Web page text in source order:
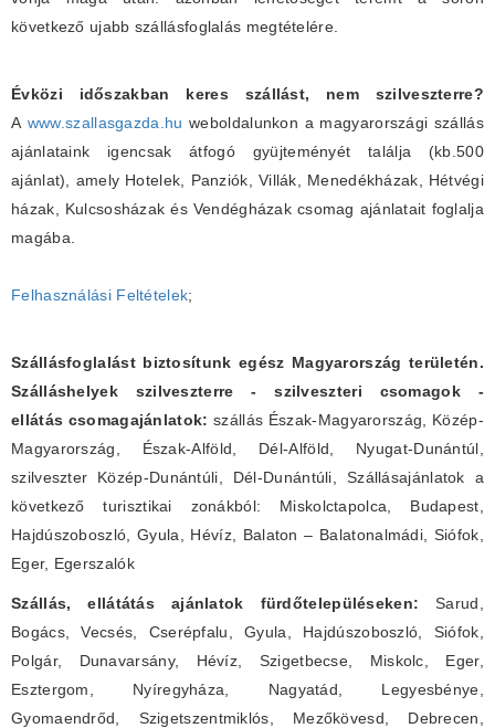
következő ujabb szállásfoglalás megtételére.
Évközi időszakban keres szállást, nem szilveszterre?
A www.szallasgazda.hu weboldalunkon a magyarországi szállás
ajánlataink igencsak átfogó gyüjteményét találja (kb.500
ajánlat), amely Hotelek, Panziók, Villák, Menedékházak, Hétvégi
házak, Kulcsosházak és Vendégházak csomag ajánlatait foglalja
magába.
Felhasználási Feltételek;
Szállásfoglalást biztosítunk egész Magyarország területén.
Szálláshelyek szilveszterre - szilveszteri csomagok -
ellátás csomagajánlatok: szállás Észak-Magyarország, Közép-
Magyarország, Észak-Alföld, Dél-Alföld, Nyugat-Dunántúl,
szilveszter Közép-Dunántúli, Dél-Dunántúli, Szállásajánlatok a
következő turisztikai zonákból: Miskolctapolca, Budapest,
Hajdúszoboszló, Gyula, Hévíz, Balaton – Balatonalmádi, Siófok,
Eger, Egerszalók
Szállás, ellátátás ajánlatok fürdőtelepüléseken:Sarud,
Bogács, Vecsés, Cserépfalu, Gyula, Hajdúszoboszló, Siófok,
Polgár, Dunavarsány, Hévíz, Szigetbecse, Miskolc, Eger,
Esztergom, Nyíregyháza, Nagyatád, Legyesbénye,
Gyomaendrőd, Szigetszentmiklós, Mezőkövesd, Debrecen,